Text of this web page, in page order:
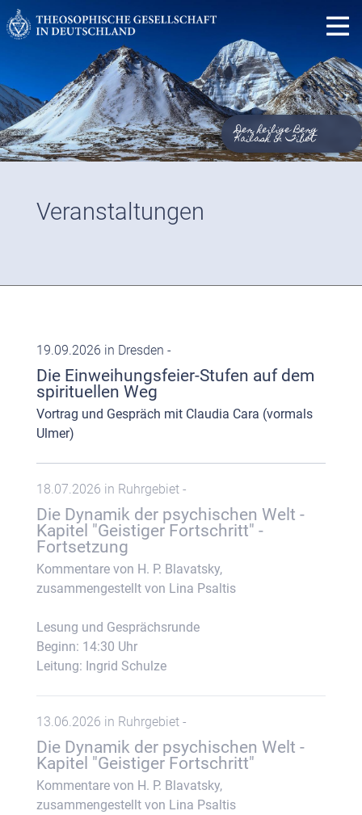
Der heilige Berg
Kailash in Tibet
Veranstaltungen
19.09.2026 in Dresden -
Die Einweihungsfeier-Stufen auf dem
spirituellen Weg
Vortrag und Gespräch mit Claudia Cara (vormals
Ulmer)
18.07.2026 in Ruhrgebiet -
Die Dynamik der psychischen Welt -
Kapitel "Geistiger Fortschritt" -
Fortsetzung
Kommentare von H. P. Blavatsky,
zusammengestellt von Lina Psaltis
Lesung und Gesprächsrunde
Beginn: 14:30 Uhr
Leitung: Ingrid Schulze
13.06.2026 in Ruhrgebiet -
Die Dynamik der psychischen Welt -
Kapitel "Geistiger Fortschritt"
Kommentare von H. P. Blavatsky,
zusammengestellt von Lina Psaltis